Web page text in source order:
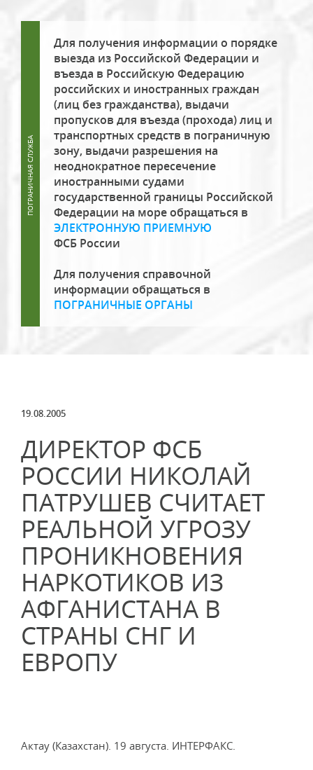
Для получения информации о порядке
выезда из Российской Федерации и
въезда в Российскую Федерацию
российских и иностранных граждан
(лиц без гражданства), выдачи
пропусков для въезда (прохода) лиц и
транспортных средств в пограничную
зону, выдачи разрешения на
неоднократное пересечение
иностранными судами
государственной границы Российской
Федерации на море обращаться в
ЭЛЕКТРОННУЮ ПРИЕМНУЮ
ФСБ России
Для получения справочной
информации обращаться в
ПОГРАНИЧНЫЕ ОРГАНЫ
19.08.2005
ДИРЕКТОР ФСБ
РОССИИ НИКОЛАЙ
ПАТРУШЕВ СЧИТАЕТ
РЕАЛЬНОЙ УГРОЗУ
ПРОНИКНОВЕНИЯ
НАРКОТИКОВ ИЗ
АФГАНИСТАНА В
СТРАНЫ СНГ И
ЕВРОПУ
Актау (Казахстан). 19 августа. ИНТЕРФАКС.